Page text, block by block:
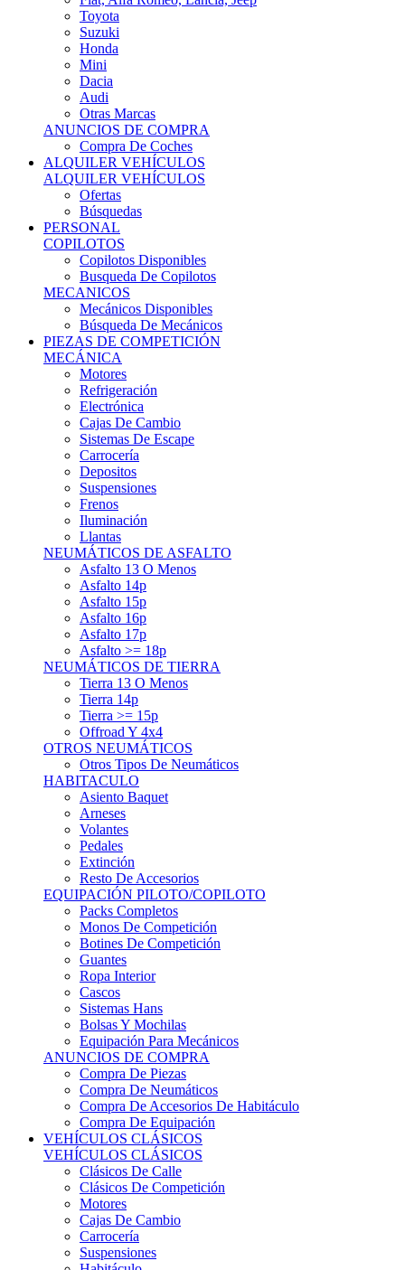
Copilotos Disponibles
Busqueda De Copilotos
MECANICOS
Mecánicos Disponibles
Búsqueda De Mecánicos
PIEZAS DE COMPETICIÓN
MECÁNICA
Motores
Refrigeración
Electrónica
Cajas De Cambio
Sistemas De Escape
Carrocería
Depositos
Suspensiones
Frenos
Iluminación
Llantas
NEUMÁTICOS DE ASFALTO
Asfalto 13 O Menos
Asfalto 14p
Asfalto 15p
Asfalto 16p
Asfalto 17p
Asfalto >= 18p
NEUMÁTICOS DE TIERRA
Tierra 13 O Menos
Tierra 14p
Tierra >= 15p
Offroad Y 4x4
OTROS NEUMÁTICOS
Otros Tipos De Neumáticos
HABITACULO
Asiento Baquet
Arneses
Volantes
Pedales
Extinción
Resto De Accesorios
EQUIPACIÓN PILOTO/COPILOTO
Packs Completos
Monos De Competición
Botines De Competición
Guantes
Ropa Interior
Cascos
Sistemas Hans
Bolsas Y Mochilas
Equipación Para Mecánicos
ANUNCIOS DE COMPRA
Compra De Piezas
Compra De Neumáticos
Compra De Accesorios De Habitáculo
Compra De Equipación
VEHÍCULOS CLÁSICOS
VEHÍCULOS CLÁSICOS
Clásicos De Calle
Clásicos De Competición
Motores
Cajas De Cambio
Carrocería
Suspensiones
Habitáculo
Llantas
Neumáticos
ANUNCIOS DE COMPRA
Compra De Competición
Compra De Calle
Compra De Piezas
KARTING
KARTING
Karts Completos Alevín
Karts Completos Cadete
Karts Completos Junior
Karts Completos Senior
Superkart
Karts Completos Hobbye
Remolques